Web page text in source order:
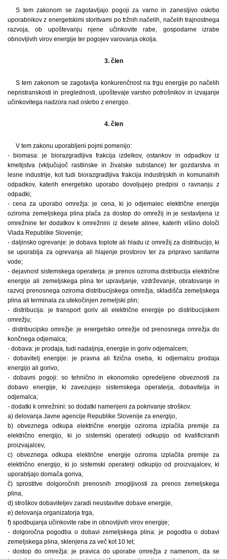
S tem zakonom se zagotavljajo pogoji za varno in zanesljivo oskrbo
uporabnikov z energetskimi storitvami po tržnih načelih, načelih trajnostnega
razvoja, ob upoštevanju njene učinkovite rabe, gospodarne izrabe
obnovljivih virov energije ter pogojev varovanja okolja.
3. člen
S tem zakonom se zagotavlja konkurenčnost na trgu energije po načelih
nepristranskosti in preglednosti, upoštevaje varstvo potrošnikov in izvajanje
učinkovitega nadzora nad oskrbo z energijo.
4. člen
V tem zakonu uporabljeni pojmi pomenijo:
- biomasa: je biorazgradljiva frakcija izdelkov, ostankov in odpadkov iz
kmetijstva (vključujoč rastlinske in živalske substance) ter gozdarstva in
lesne industrije, kot tudi biorazgradljiva frakcija industrijskih in komunalnih
odpadkov, katerih energetsko uporabo dovoljujejo predpisi o ravnanju z
odpadki;
- cena za uporabo omrežja: je cena, ki jo odjemalec električne energije
oziroma zemeljskega plina plača za dostop do omrežij in je sestavljena iz
omrežnine ter dodatkov k omrežnini iz desete alinee, katerih višino določi
Vlada Republike Slovenije;
- daljinsko ogrevanje: je dobava toplote ali hladu iz omrežij za distribucijo, ki
se uporablja za ogrevanja ali hlajenje prostorov ter za pripravo sanitarne
vode;
- dejavnost sistemskega operaterja: je prenos oziroma distribucija električne
energije ali zemeljskega plina ter upravljanje, vzdrževanje, obratovanje in
razvoj prenosnega oziroma distribucijskega omrežja, skladišča zemeljskega
plina ali terminala za utekočinjen zemeljski plin;
- distribucija: je transport goriv ali električne energije po distribucijskem
omrežju;
- distribucijsko omrežje: je energetsko omrežje od prenosnega omrežja do
končnega odjemalca;
- dobava: je prodaja, tudi nadaljnja, energije in goriv odjemalcem;
- dobavitelj energije: je pravna ali fizična oseba, ki odjemalcu prodaja
energijo ali gorivo;
- dobavni pogoji: so tehnično in ekonomsko opredeljene obveznosti za
dobavo energije, ki zavezujejo sistemskega operaterja, dobavitelja in
odjemalca;
- dodatki k omrežnini: so dodatki namenjeni za pokrivanje stroškov:
a) delovanja Javne agencije Republike Slovenije za energijo,
b) obveznega odkupa električne energije oziroma izplačila premije za
električno energijo, ki jo sistemski operaterji odkupijo od kvalificiranih
proizvajalcev,
c) obveznega odkupa električne energije oziroma izplačila premije za
električno energijo, ki jo sistemski operaterji odkupijo od proizvajalcev, ki
uporabljajo domača goriva,
č) sprostitve dolgoročnih prenosnih zmogljivosti za prenos zemeljskega
plina,
d) stroškov dobaviteljev zaradi neustavitve dobave energije,
e) delovanja organizatorja trga,
f) spodbujanja učinkovite rabe in obnovljivih virov energije;
- dolgoročna pogodba o dobavi zemeljskega plina: je pogodba o dobavi
zemeljskega plina, sklenjena za več kot 10 let;
- dostop do omrežja: je pravica do uporabe omrežja z namenom, da se